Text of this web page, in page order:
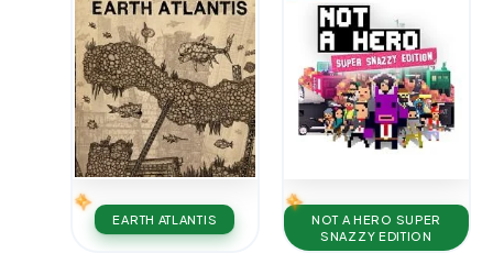
EARTH ATLANTIS
NOT A HERO SUPER
SNAZZY EDITION